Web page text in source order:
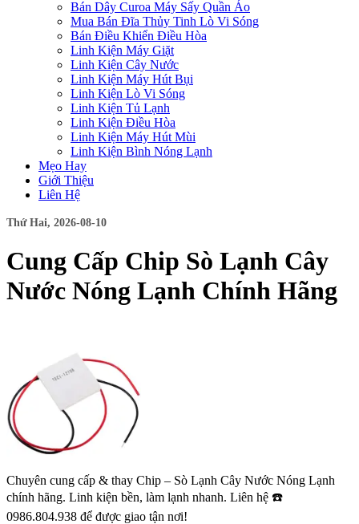
Bán Dây Curoa Máy Sấy Quần Áo
Mua Bán Đĩa Thủy Tinh Lò Vi Sóng
Bán Điều Khiển Điều Hòa
Linh Kiện Máy Giặt
Linh Kiện Cây Nước
Linh Kiện Máy Hút Bụi
Linh Kiện Lò Vi Sóng
Linh Kiện Tủ Lạnh
Linh Kiện Điều Hòa
Linh Kiện Máy Hút Mùi
Linh Kiện Bình Nóng Lạnh
Mẹo Hay
Giới Thiệu
Liên Hệ
Thứ Hai, 2026-08-10
Cung Cấp Chip Sò Lạnh Cây
Nước Nóng Lạnh Chính Hãng
Chuyên cung cấp & thay Chip – Sò Lạnh Cây Nước Nóng Lạnh
chính hãng. Linh kiện bền, làm lạnh nhanh. Liên hệ ☎️
0986.804.938 để được giao tận nơi!